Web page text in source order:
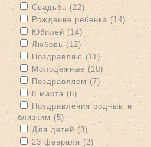
Apply Свадьба filter
Свадьба (22) Apply Свадьба
Apply Рождение ребенка filter
Рождение ребенка (14)
Apply Юбилей filter
Юбилей (14) Apply Юбилей
Apply Любовь filter
Любовь (12) Apply Любовь
Apply Поздравляю filter
Поздравляю (11) Apply
Apply Молодежные filter
Молодежные (10)
Apply Поздравляем filter
Поздравляем (7) Apply
Apply 8 марта filter
8 марта (6)
Apply Поздравления родным и
Поздравления родным и
близким (5) Apply
Apply Для детей filter
Для детей (3) Apply Для
Apply 23 февраля filter
23 февраля (2)